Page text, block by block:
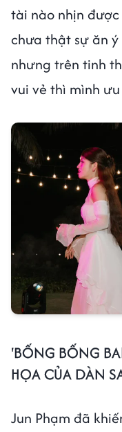
tài nào nhịn
chưa thật sự ăn
nhưng trên tinh
vui vẻ thì mình
'BỐNG BỐNG
HỌA CỦA DÀN
Jun Phạm đã